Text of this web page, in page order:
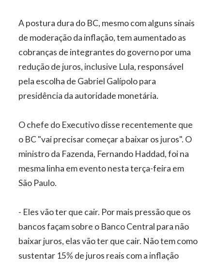
A postura dura do BC, mesmo com alguns sinais
de moderação da inflação, tem aumentado as
cobranças de integrantes do governo por uma
redução de juros, inclusive Lula, responsável
pela escolha de Gabriel Galípolo para
presidência da autoridade monetária.
O chefe do Executivo disse recentemente que
o BC "vai precisar começar a baixar os juros". O
ministro da Fazenda, Fernando Haddad, foi na
mesma linha em evento nesta terça-feira em
São Paulo.
- Eles vão ter que cair. Por mais pressão que os
bancos façam sobre o Banco Central para não
baixar juros, elas vão ter que cair. Não tem como
sustentar 15% de juros reais com a inflação